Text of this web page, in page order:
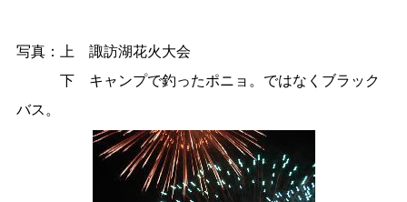
写真：上 諏訪湖花火大会
下 キャンプで釣ったポニョ。ではなくブラック
バス。